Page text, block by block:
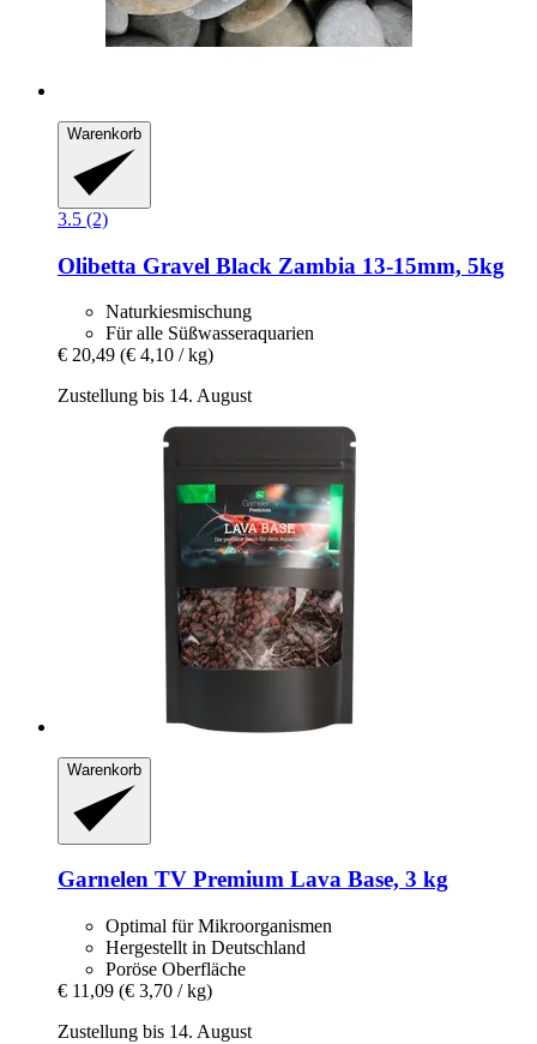
Warenkorb
3.5 (2)
Olibetta Gravel Black Zambia 13-​15mm, 5kg
Naturkiesmischung
Für alle Süßwasseraquarien
€ 20,49 (€ 4,10 / kg)
Zustellung bis 14. August
Warenkorb
Garnelen TV Premium Lava Base, 3 kg
Optimal für Mikroorganismen
Hergestellt in Deutschland
Poröse Oberfläche
€ 11,09 (€ 3,70 / kg)
Zustellung bis 14. August